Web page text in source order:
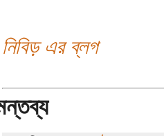
নিবিড় এর ব্লগ